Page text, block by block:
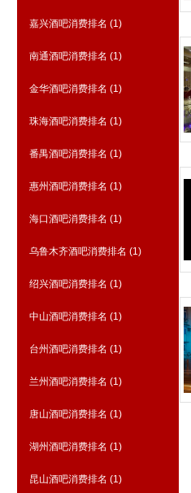
嘉兴酒吧消费排名 (1)
南通酒吧消费排名 (1)
金华酒吧消费排名 (1)
珠海酒吧消费排名 (1)
番禺酒吧消费排名 (1)
惠州酒吧消费排名 (1)
海口酒吧消费排名 (1)
乌鲁木齐酒吧消费排名 (1)
绍兴酒吧消费排名 (1)
中山酒吧消费排名 (1)
台州酒吧消费排名 (1)
兰州酒吧消费排名 (1)
唐山酒吧消费排名 (1)
湖州酒吧消费排名 (1)
昆山酒吧消费排名 (1)